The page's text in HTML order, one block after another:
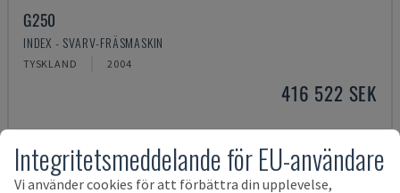
G250
INDEX - SVARV-FRÄSMASKIN
TYSKLAND 2004
416 522 SEK
Integritetsmeddelande för EU-användare
Vi använder cookies för att förbättra din upplevelse,